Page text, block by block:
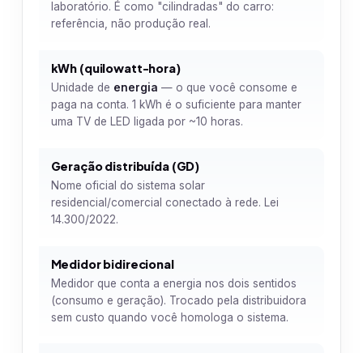
laboratório. É como "cilindradas" do carro:
referência, não produção real.
kWh (quilowatt-hora)
Unidade de energia — o que você consome e
paga na conta. 1 kWh é o suficiente para manter
uma TV de LED ligada por ~10 horas.
Geração distribuída (GD)
Nome oficial do sistema solar
residencial/comercial conectado à rede. Lei
14.300/2022.
Medidor bidirecional
Medidor que conta a energia nos dois sentidos
(consumo e geração). Trocado pela distribuidora
sem custo quando você homologa o sistema.